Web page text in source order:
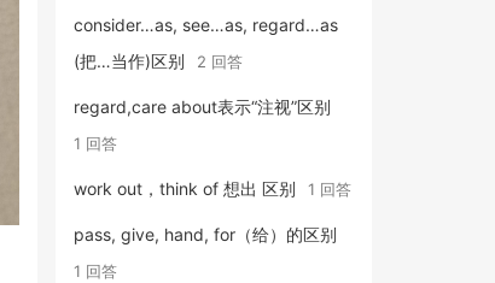
consider…as, see…as, regard…as
(把…当作)区别
2 回答
regard,care about表示“注视”区别
1 回答
work out，think of 想出 区别 1 回答
pass, give, hand, for（给）的区别
1 回答